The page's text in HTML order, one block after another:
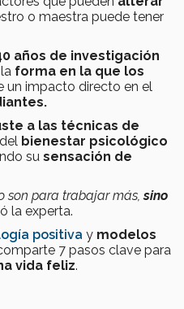
o maestra puede tener
años de investigación
forma en la que los
un impacto directo en el
a las técnicas de
bienestar psicológico
su sensación de
son para trabajar más,sino
la experta.
positiva y modelos
7 pasos clave para
vida feliz.